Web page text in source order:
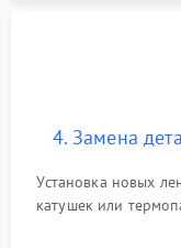
4. Замена
Установка новых
катушек или